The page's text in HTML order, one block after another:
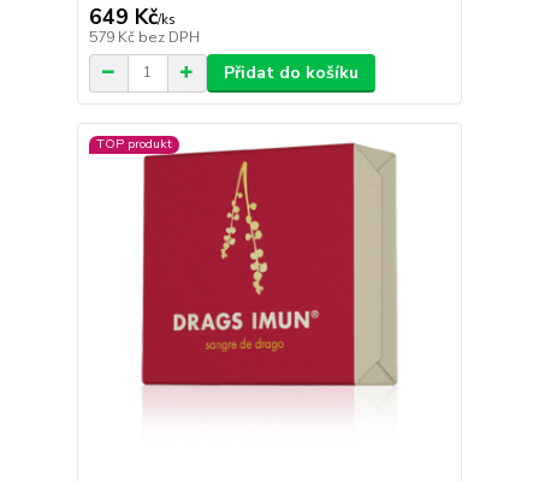
649 Kč/ks
579 Kč bez DPH
Přidat do košíku
TOP produkt